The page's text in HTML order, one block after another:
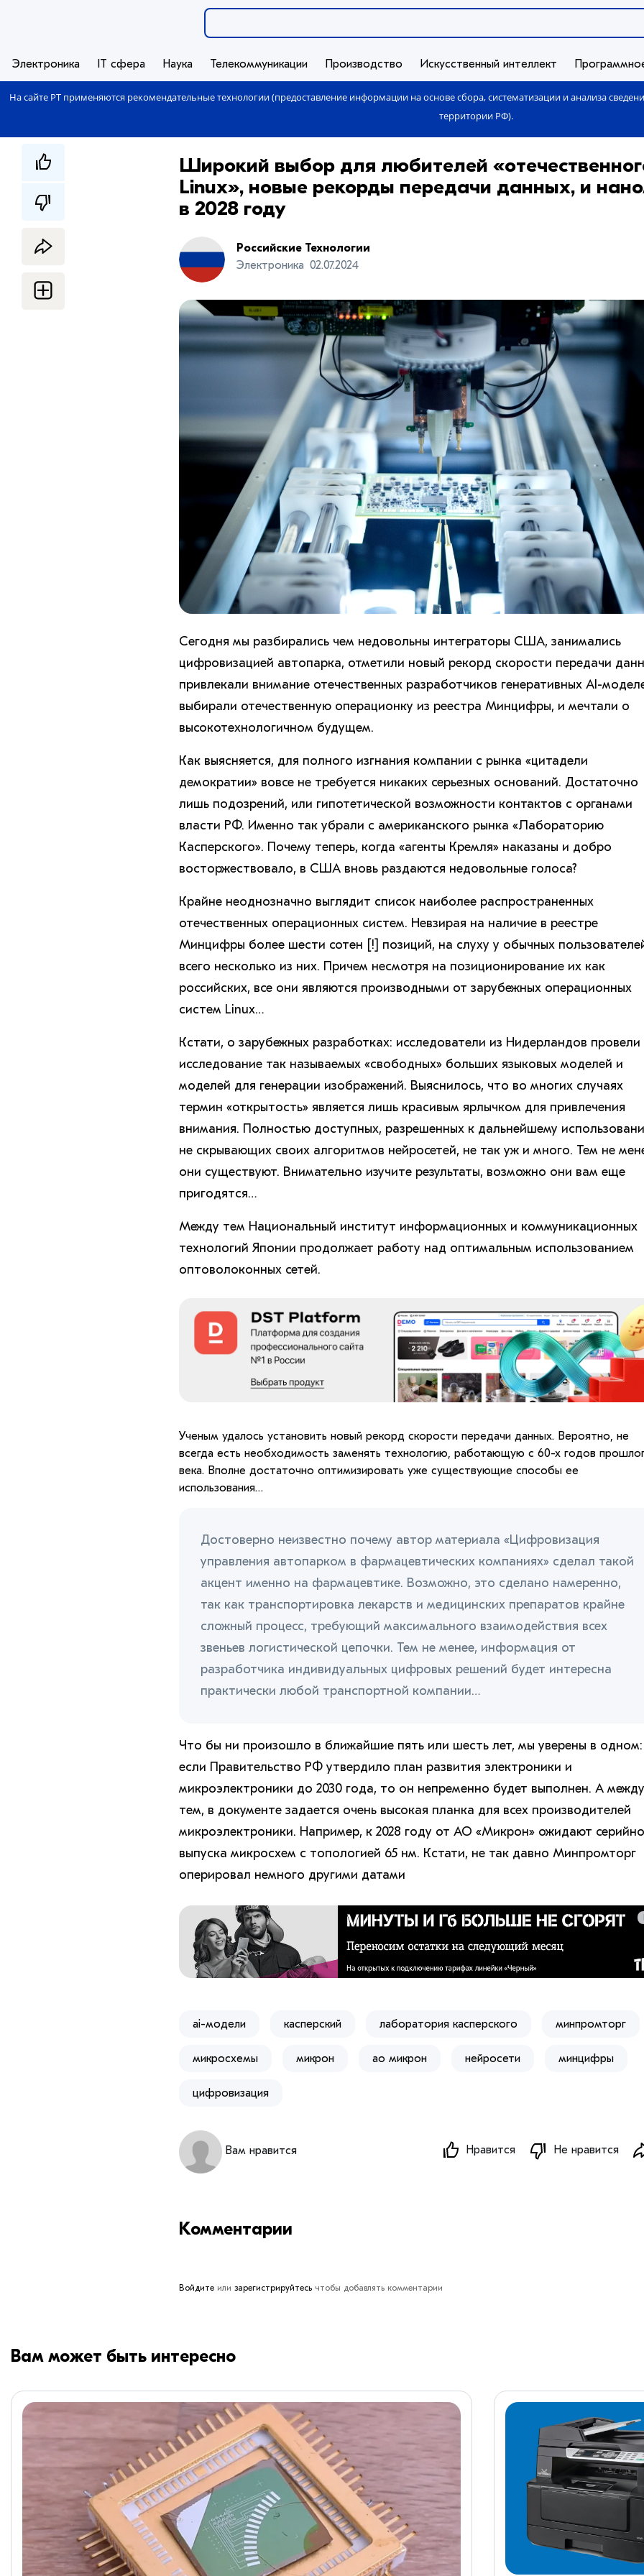
Электроника IT сфера Наука Телекоммуникации Производство Искусственный интеллект
На сайте РТ применяются рекомендательные технологии (предоставление информации на основе сбора, систематизации и анализа
территории РФ).
Широкий выбор для любителей
Linux», новые рекорды передачи данных, и
в 2028 году
Российские Технологии
Электроника 02.07.2024
Сегодня мы разбирались чем недовольны интеграторы США, занимались
цифровизацией автопарка, отметили новый рекорд скорости передачи
привлекали внимание отечественных разработчиков генеративных AI-
выбирали отечественную операционку из реестра Минцифры, и мечтали о
высокотехнологичном будущем.
Как выясняется, для полного изгнания компании с рынка «цитадели
демократии» вовсе не требуется никаких серьезных оснований. Достаточно
лишь подозрений, или гипотетической возможности контактов с органами
власти РФ. Именно так убрали с американского рынка «Лабораторию
Касперского». Почему теперь, когда «агенты Кремля» наказаны и добро
восторжествовало, в США вновь раздаются недовольные голоса?
Крайне неоднозначно выглядит список наиболее распространенных
отечественных операционных систем. Невзирая на наличие в реестре
Минцифры более шести сотен [!] позиций, на слуху у обычных
всего несколько из них. Причем несмотря на позиционирование их как
российских, все они являются производными от зарубежных операционных
систем Linux…
Кстати, о зарубежных разработках: исследователи из Нидерландов провели
исследование так называемых «свободных» больших языковых моделей и
моделей для генерации изображений. Выяснилось, что во многих случаях
термин «открытость» является лишь красивым ярлычком для привлечения
внимания. Полностью доступных, разрешенных к дальнейшему
не скрывающих своих алгоритмов нейросетей, не так уж и много. Тем не
они существуют. Внимательно изучите результаты, возможно они вам еще
пригодятся…
Между тем Национальный институт информационных и коммуникационных
технологий Японии продолжает работу над оптимальным использованием
оптоволоконных сетей.
Ученым удалось установить новый рекорд скорости передачи данных. Вероятно, не
всегда есть необходимость заменять технологию, работающую с 60-х годов
века. Вполне достаточно оптимизировать уже существующие способы ее
использования…
Достоверно неизвестно почему автор материала «Цифровизация
управления автопарком в фармацевтических компаниях» сделал такой
акцент именно на фармацевтике. Возможно, это сделано намеренно,
так как транспортировка лекарств и медицинских препаратов крайне
сложный процесс, требующий максимального взаимодействия всех
звеньев логистической цепочки. Тем не менее, информация от
разработчика индивидуальных цифровых решений будет интересна
практически любой транспортной компании…
Что бы ни произошло в ближайшие пять или шесть лет, мы уверены в одном:
если Правительство РФ утвердило план развития электроники и
микроэлектроники до 2030 года, то он непременно будет выполнен. А между
тем, в документе задается очень высокая планка для всех производителей
микроэлектроники. Например, к 2028 году от АО «Микрон» ожидают
выпуска микросхем с топологией 65 нм. Кстати, не так давно Минпромторг
оперировал немного другими датами
ai-модели касперский лаборатория касперского минпромторг
микросхемы микрон ао микрон нейросети минцифры
цифровизация
Вам нравится Нравится Не нравится
Комментарии
Войдите или зарегистрируйтесь чтобы добавлять комментарии
Вам может быть интересно